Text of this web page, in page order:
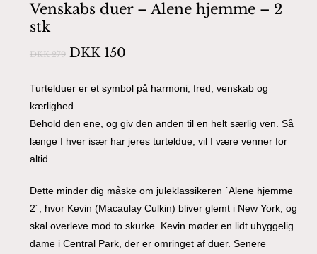
Venskabs duer – Alene hjemme – 2
stk
DKK279 Den
pris
var:
DKK 279.
DKK150Den
pris
DKK 150.
Turtelduer er et symbol på harmoni, fred, venskab og
kærlighed.
Behold den ene, og giv den anden til en helt særlig ven. Så
længe I hver især har jeres turteldue, vil I være venner for
altid.
Dette minder dig måske om juleklassikeren ´Alene hjemme
2´, hvor Kevin (Macaulay Culkin) bliver glemt i New York, og
skal overleve mod to skurke. Kevin møder en lidt uhyggelig
dame i Central Park, der er omringet af duer. Senere